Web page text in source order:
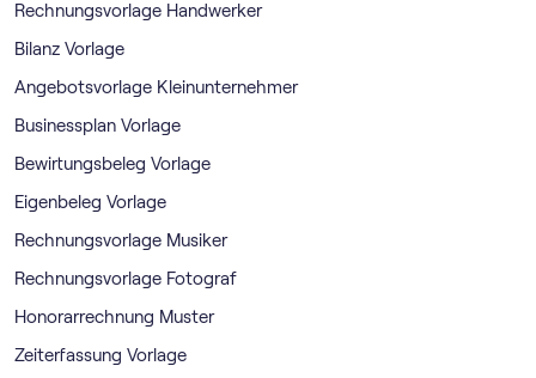
Rechnungsvorlage Handwerker
Bilanz Vorlage
Angebotsvorlage Kleinunternehmer
Businessplan Vorlage
Bewirtungsbeleg Vorlage
Eigenbeleg Vorlage
Rechnungsvorlage Musiker
Rechnungsvorlage Fotograf
Honorarrechnung Muster
Zeiterfassung Vorlage